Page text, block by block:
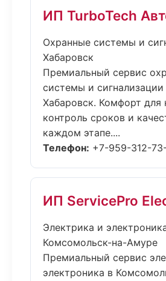
ИП TurboTech
Охранные системы и
Хабаровск
Премиальный сервис
системы и сигнализации
Хабаровск. Комфорт для
контроль сроков и
каждом этапе....
Телефон: +7-959-312-
ИП ServicePro
Электрика и
Комсомольск-на-Амуре
Премиальный сервис
электроника в